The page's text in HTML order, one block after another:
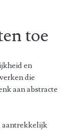
toe
en
die
aan abstracte
aantrekkelijk